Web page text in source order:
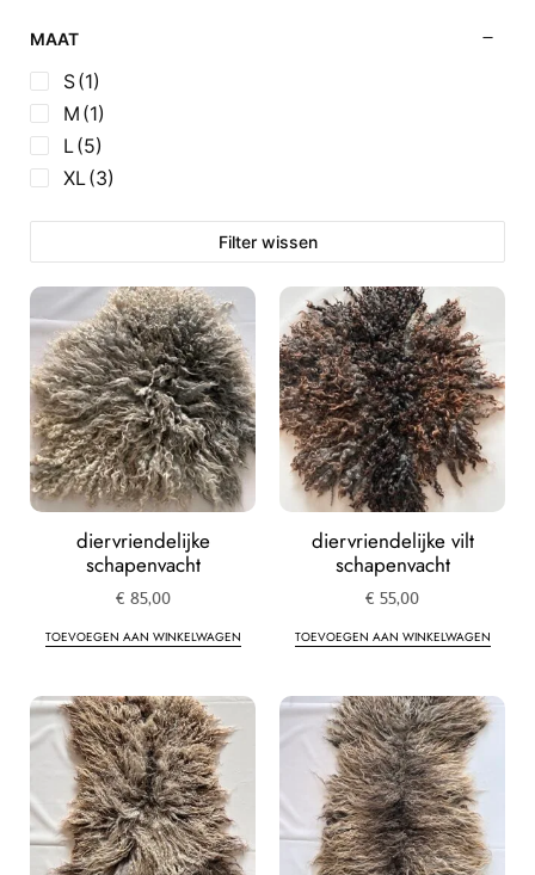
MAAT
S(1)
M (1)
L(5)
XL(3)
Filter wissen
diervriendelijke
schapenvacht
€ 85,00
TOEVOEGEN AAN WINKELWAGEN
diervriendelijke vilt
schapenvacht
€ 55,00
TOEVOEGEN AAN WINKELWAGEN